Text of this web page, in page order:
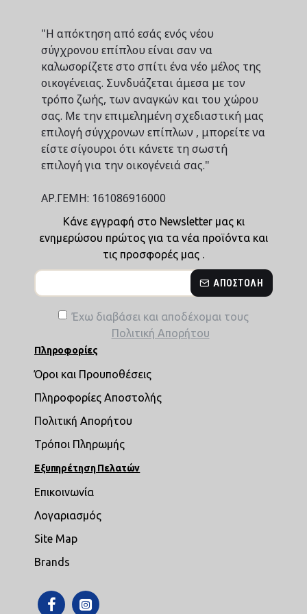
"Η απόκτηση από εσάς ενός νέου
σύγχρονου επίπλου είναι σαν να
καλωσορίζετε στο σπίτι ένα νέο μέλος της
οικογένειας. Συνδυάζεται άμεσα με τον
τρόπο ζωής, των αναγκών και του χώρου
σας. Με την επιμελημένη σχεδιαστική μας
επιλογή σύγχρονων επίπλων , μπορείτε να
είστε σίγουροι ότι κάνετε τη σωστή
επιλογή για την οικογένειά σας."
ΑΡ.ΓΕΜΗ: 161086916000
Κάνε εγγραφή στο Newsletter μας κι
ενημερώσου πρώτος για τα νέα προϊόντα και
τις προσφορές μας .
ΑΠΟΣΤΟΛΉ
Έχω διαβάσει και αποδέχομαι τους
Πολιτική Απορήτου
Πληροφορίες
Όροι και Προυποθέσεις
Πληροφορίες Αποστολής
Πολιτική Απορήτου
Τρόποι Πληρωμής
Εξυπηρέτηση Πελατών
Επικοινωνία
Λογαριασμός
Site Map
Brands